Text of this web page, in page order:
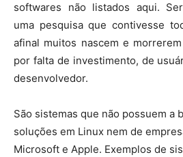
softwares não listados aqui.
uma pesquisa que contivesse
afinal muitos nascem e
por falta de investimento, de
desenvolvedor.
São sistemas que não possuem a
soluções em Linux nem de
Microsoft e Apple. Exemplos de